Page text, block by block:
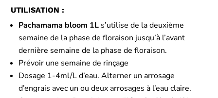
UTILISATION :
Pachamama bloom 1L s’utilise de la deuxième
semaine de la phase de floraison jusqu’à l’avant
dernière semaine de la phase de floraison.
Prévoir une semaine de rinçage
Dosage 1-4ml/L d’eau. Alterner un arrosage
d’engrais avec un ou deux arrosages à l’eau claire.